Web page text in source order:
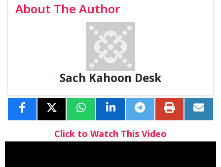
About The Author
Sach Kahoon Desk
Click to Watch This Video